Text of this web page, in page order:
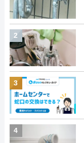
2
3
4